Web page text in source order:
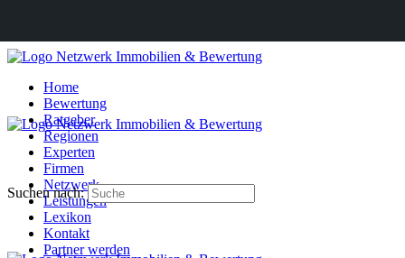
Home
Bewertung
Ratgeber
Regionen
Experten
Firmen
Netzwerk
Leistungen
Lexikon
Kontakt
Partner werden
Suchen nach: